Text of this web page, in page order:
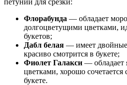
Флорабунда — обладает
долгоцветущими цветками,
букетов;
Дабл белая — имеет двойные
красиво смотрится в букете;
Фиолет Галакси — обладает
цветками, хорошо
букете.